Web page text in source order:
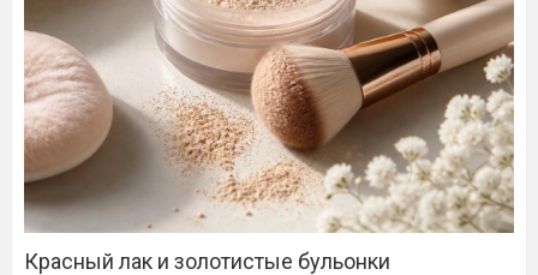
Красный лак и золотистые бульонки